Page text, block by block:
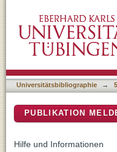
Universitätsbibliographie →
PUBLIKATION
Hilfe und Informationen